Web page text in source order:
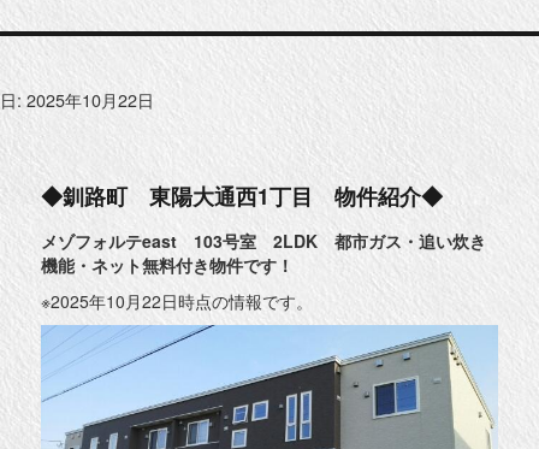
日: 2025年10月22日
◆釧路町 東陽大通西1丁目 物件紹介◆
メゾフォルテeast 103号室 2LDK 都市ガス・追い炊き
機能・ネット無料付き物件です！
※2025年10月22日時点の情報です。